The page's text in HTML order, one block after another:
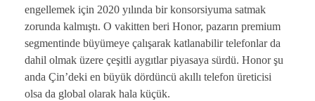
engellemek için 2020 yılında bir konsorsiyuma satmak
zorunda kalmıştı. O vakitten beri Honor, pazarın premium
segmentinde büyümeye çalışarak katlanabilir telefonlar da
dahil olmak üzere çeşitli aygıtlar piyasaya sürdü. Honor şu
anda Çin’deki en büyük dördüncü akıllı telefon üreticisi
olsa da global olarak hala küçük.